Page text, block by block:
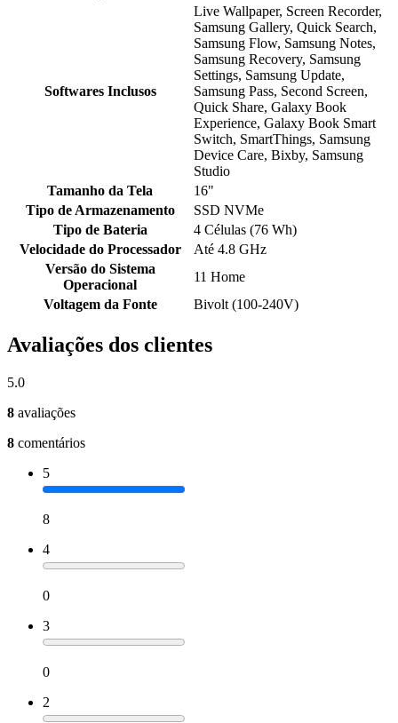
Softwares Inclusos
Live Wallpaper, Screen Recorder,
Samsung Gallery, Quick Search,
Samsung Flow, Samsung Notes,
Samsung Recovery, Samsung
Settings, Samsung Update,
Samsung Pass, Second Screen,
Quick Share, Galaxy Book
Experience, Galaxy Book Smart
Switch, SmartThings, Samsung
Device Care, Bixby, Samsung
Studio
Tamanho da Tela
16"
Tipo de Armazenamento
SSD NVMe
Tipo de Bateria
4 Células (76 Wh)
Velocidade do Processador
Até 4.8 GHz
Versão do Sistema
Operacional
11 Home
Voltagem da Fonte
Bivolt (100-240V)
Avaliações dos clientes
5.0
8 avaliações
8 comentários
5
8
4
0
3
0
2